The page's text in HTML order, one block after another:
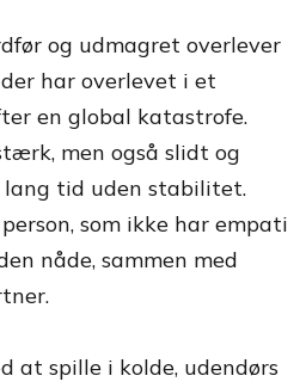
og udmagret overlever
har overlevet i et
en global katastrofe.
men også slidt og
tid uden stabilitet.
som ikke har empati
nåde, sammen med
at spille i kolde, udendørs